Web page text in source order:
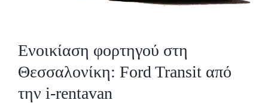
Ενοικίαση φορτηγού στη
Θεσσαλονίκη: Ford Transit από
την i-rentavan